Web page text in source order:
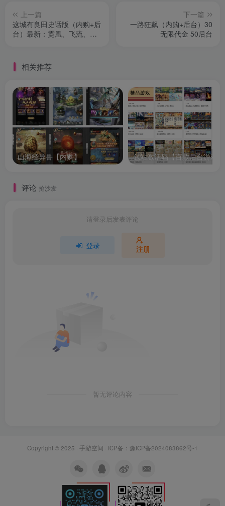
上一篇
这城有良田史话版（内购+后
台）最新：霓凰、飞流、新
下一篇
一路狂飙（内购+后台）30
无限代金 50后台
相关推荐
山海经异兽【内购】 包站激活码【百款后台游戏】
评论 抢沙发
请登录后发表评论
登录 注册
暂无评论内容
Copyright © 2025 · 手游空间 · ICP备： 豫ICP备2024083862号-1